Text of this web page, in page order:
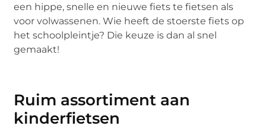
een hippe, snelle en nieuwe fiets te fietsen als
voor volwassenen. Wie heeft de stoerste fiets op
het schoolpleintje? Die keuze is dan al snel
gemaakt!
Ruim assortiment aan
kinderfietsen